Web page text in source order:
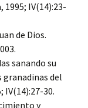
IV(14):23-
de Dios.
sanando su
granadinas del
IV(14):27-30.
y